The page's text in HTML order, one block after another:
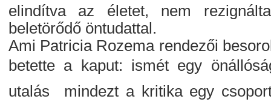
elindítva az életet, nem
beletörődő öntudattal.
Ami Patricia Rozema rendezői
betette a kaput: ismét egy
utalás  mindezt a kritika egy